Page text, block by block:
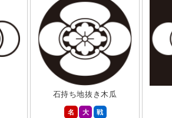
石持ち地抜き木瓜
名
大 戦